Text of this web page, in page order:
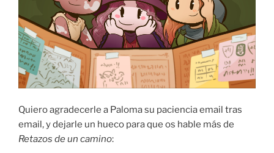
Quiero agradecerle a Paloma su paciencia email tras
email, y dejarle un hueco para que os hable más de
Retazos de un camino: